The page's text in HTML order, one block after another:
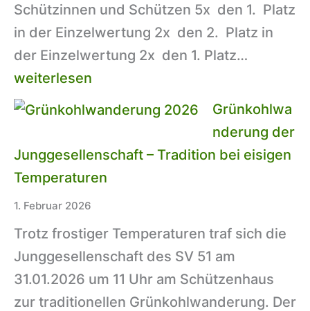
Schützinnen und Schützen 5x den 1. Platz
in der Einzelwertung 2x den 2. Platz in
der Einzelwertung 2x den 1. Platz…
an
2026
weiterlesen
Grünkohlwa
nderung der
Junggesellenschaft – Tradition bei eisigen
Temperaturen
1. Februar 2026
Trotz frostiger Temperaturen traf sich die
Junggesellenschaft des SV 51 am
31.01.2026 um 11 Uhr am Schützenhaus
zur traditionellen Grünkohlwanderung. Der